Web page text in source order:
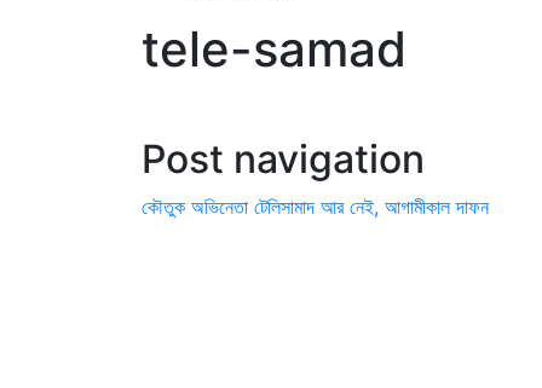
tele-samad
Post navigation
কৌতুক অভিনেতা টেলিসামাদ আর নেই, আগামীকাল দাফন